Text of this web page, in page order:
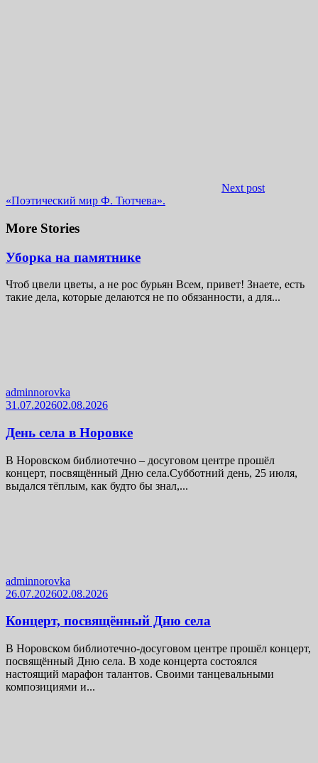
Next post
«Поэтический мир Ф. Тютчева».
More Stories
Уборка на памятнике
Чтоб цвели цветы, а не рос бурьян Всем, привет! Знаете, есть
такие дела, которые делаются не по обязанности, а для...
adminnorovka
31.07.202602.08.2026
День села в Норовке
В Норовском библиотечно – досуговом центре прошёл
концерт, посвящённый Дню села.Субботний день, 25 июля,
выдался тёплым, как будто бы знал,...
adminnorovka
26.07.202602.08.2026
Концерт, посвящённый Дню села
В Норовском библиотечно-досуговом центре прошёл концерт,
посвящённый Дню села. В ходе концерта состоялся
настоящий марафон талантов. Своими танцевальными
композициями и...